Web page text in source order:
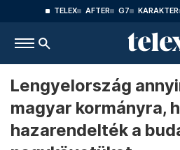
TELEX AFTER G7 KARAKTER
Lengyelország
magyar kormányra,
hazarendelték a